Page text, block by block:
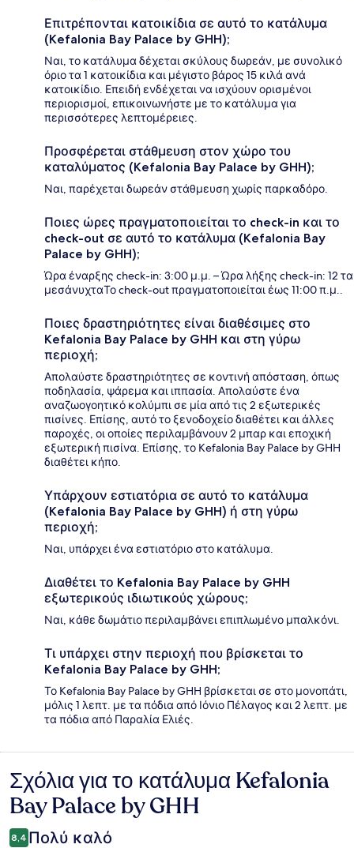
Επιτρέπονται κατοικίδια σε αυτό το κατάλυμα
(Kefalonia Bay Palace by GHH);
Ναι, το κατάλυμα δέχεται σκύλους δωρεάν, με συνολικό
όριο τα 1 κατοικίδια και μέγιστο βάρος 15 κιλά ανά
κατοικίδιο. Επειδή ενδέχεται να ισχύουν ορισμένοι
περιορισμοί, επικοινωνήστε με το κατάλυμα για
περισσότερες λεπτομέρειες.
Προσφέρεται στάθμευση στον χώρο του
καταλύματος (Kefalonia Bay Palace by GHH);
Ναι, παρέχεται δωρεάν στάθμευση χωρίς παρκαδόρο.
Ποιες ώρες πραγματοποιείται το check-in και το
check-out σε αυτό το κατάλυμα (Kefalonia Bay
Palace by GHH);
Ώρα έναρξης check-in: 3:00 μ.μ. – Ώρα λήξης check-in: 12 τα
μεσάνυχταΤο check-out πραγματοποιείται έως 11:00 π.μ..
Ποιες δραστηριότητες είναι διαθέσιμες στο
Kefalonia Bay Palace by GHH και στη γύρω
περιοχή;
Απολαύστε δραστηριότητες σε κοντινή απόσταση, όπως
ποδηλασία, ψάρεμα και ιππασία. Απολαύστε ένα
αναζωογοητικό κολύμπι σε μία από τις 2 εξωτερικές
πισίνες. Επίσης, αυτό το ξενοδοχείο διαθέτει και άλλες
παροχές, οι οποίες περιλαμβάνουν 2 μπαρ και εποχική
εξωτερική πισίνα. Επίσης, το Kefalonia Bay Palace by GHH
διαθέτει κήπο.
Υπάρχουν εστιατόρια σε αυτό το κατάλυμα
(Kefalonia Bay Palace by GHH) ή στη γύρω
περιοχή;
Ναι, υπάρχει ένα εστιατόριο στο κατάλυμα.
Διαθέτει το Kefalonia Bay Palace by GHH
εξωτερικούς ιδιωτικούς χώρους;
Ναι, κάθε δωμάτιο περιλαμβάνει επιπλωμένο μπαλκόνι.
Τι υπάρχει στην περιοχή που βρίσκεται το
Kefalonia Bay Palace by GHH;
Το Kefalonia Bay Palace by GHH βρίσκεται σε στο μονοπάτι,
μόλις 1 λεπτ. με τα πόδια από Ιόνιο Πέλαγος και 2 λεπτ. με
τα πόδια από Παραλία Ελιές.
Σχόλια
Σχόλια για το κατάλυμα Kefalonia
Bay Palace by GHH
8,4 Πολύ καλό